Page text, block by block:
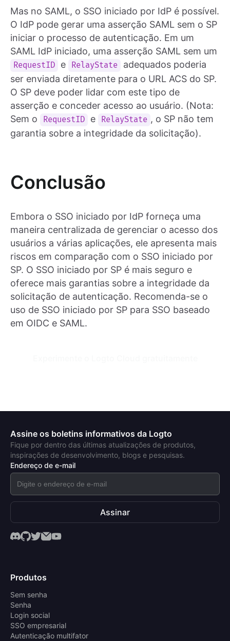
Mas no SAML, o SSO iniciado por IdP é possível.
O IdP pode gerar uma asserção SAML sem o SP
iniciar o processo de autenticação. Em um
SAML IdP iniciado, uma asserção SAML sem um
RequestID e RelayState
adequados poderia
ser enviada diretamente para o URL ACS do SP.
O SP deve poder lidar com este tipo de
asserção e conceder acesso ao usuário. (Nota:
Sem o
RequestID e RelayState , o SP não tem
garantia sobre a integridade da solicitação).
Conclusão
Embora o SSO iniciado por IdP forneça uma
maneira centralizada de gerenciar o acesso dos
usuários a várias aplicações, ele apresenta mais
riscos em comparação com o SSO iniciado por
SP. O SSO iniciado por SP é mais seguro e
oferece mais garantias sobre a integridade da
solicitação de autenticação. Recomenda-se o
uso de SSO iniciado por SP para SSO baseado
em OIDC e SAML.
Assine os boletins informativos da Logto
Fique por dentro das últimas atualizações de produtos,
inspirações de desenvolvimento, blogs e pesquisas.
Endereço de e-mail
Assinar
Produtos
Sem senha
Senha
Login social
SSO empresarial
Autenticação multifator